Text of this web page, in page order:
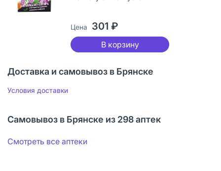
Цена 301 ₽
В корзину
Доставка и самовывоз в Брянске
Условия доставки
Самовывоз в Брянске из 298 аптек
Смотреть все аптеки